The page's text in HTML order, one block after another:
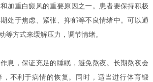
重白癜风的重要原因之一。患者要保持积极
处于焦虑、紧张、抑郁等不良情绪中。可以通
等方式来缓解压力，调节情绪。
，保证充足的睡眠，避免熬夜。长期熬夜会
，不利于病情的恢复。同时，适当进行体育锻